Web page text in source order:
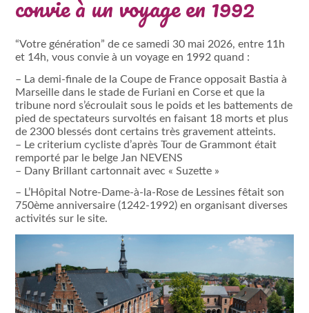
“Votre génération” de ce samedi 30 mai 2026, entre 11h
et 14h, vous convie à un voyage en 1992 quand :
– La demi-finale de la Coupe de France opposait Bastia à
Marseille dans le stade de Furiani en Corse et que la
tribune nord s’écroulait sous le poids et les battements de
pied de spectateurs survoltés en faisant 18 morts et plus
de 2300 blessés dont certains très gravement atteints.
– Le criterium cycliste d’après Tour de Grammont était
remporté par le belge Jan NEVENS
– Dany Brillant cartonnait avec « Suzette »
– L’Hôpital Notre-Dame-à-la-Rose de Lessines fêtait son
750ème anniversaire (1242-1992) en organisant diverses
activités sur le site.